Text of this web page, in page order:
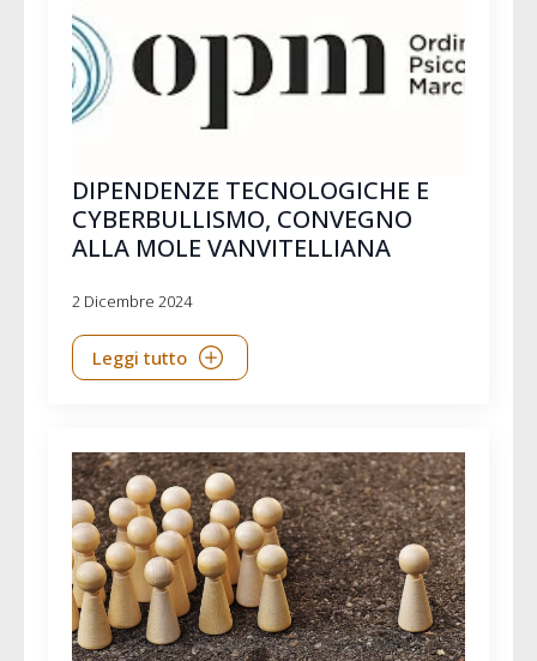
DIPENDENZE TECNOLOGICHE E
CYBERBULLISMO, CONVEGNO
ALLA MOLE VANVITELLIANA
2 Dicembre 2024
Leggi tutto